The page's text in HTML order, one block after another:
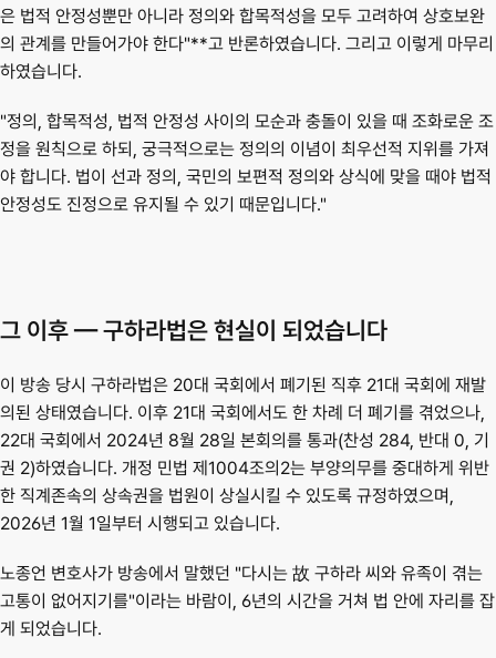
은 법적 안정성뿐만 아니라 정의와 합목적성을 모두 고려하여 상호보완
의 관계를 만들어가야 한다"**고 반론하였습니다. 그리고 이렇게 마무리
하였습니다.
"정의, 합목적성, 법적 안정성 사이의 모순과 충돌이 있을 때 조화로운 조
정을 원칙으로 하되, 궁극적으로는 정의의 이념이 최우선적 지위를 가져
야 합니다. 법이 선과 정의, 국민의 보편적 정의와 상식에 맞을 때야 법적
안정성도 진정으로 유지될 수 있기 때문입니다."
그 이후 — 구하라법은 현실이 되었습니다
이 방송 당시 구하라법은 20대 국회에서 폐기된 직후 21대 국회에 재발
의된 상태였습니다. 이후 21대 국회에서도 한 차례 더 폐기를 겪었으나,
22대 국회에서 2024년 8월 28일 본회의를 통과(찬성 284, 반대 0, 기
권 2)하였습니다. 개정 민법 제1004조의2는 부양의무를 중대하게 위반
한 직계존속의 상속권을 법원이 상실시킬 수 있도록 규정하였으며,
2026년 1월 1일부터 시행되고 있습니다.
노종언 변호사가 방송에서 말했던 "다시는 故 구하라 씨와 유족이 겪는
고통이 없어지기를"이라는 바람이, 6년의 시간을 거쳐 법 안에 자리를 잡
게 되었습니다.